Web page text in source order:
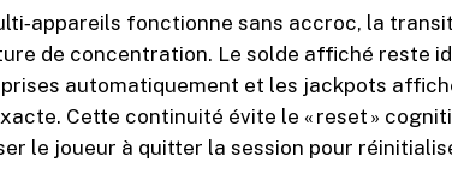
fonctionne sans accroc, la
de concentration. Le solde affiché reste
automatiquement et les jackpots
Cette continuité évite le « reset »
le joueur à quitter la session pour